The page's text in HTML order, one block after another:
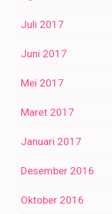
Juli 2017
Juni 2017
Mei 2017
Maret 2017
Januari 2017
Desember 2016
Oktober 2016